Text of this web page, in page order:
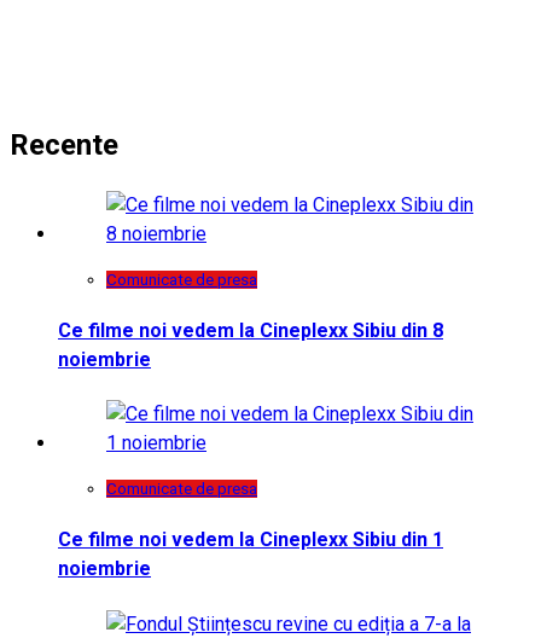
Recente
Comunicate de presa
Ce filme noi vedem la Cineplexx Sibiu din 8
noiembrie
Comunicate de presa
Ce filme noi vedem la Cineplexx Sibiu din 1
noiembrie